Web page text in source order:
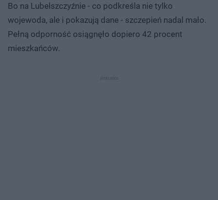
Bo na Lubelszczyźnie - co podkreśla nie tylko
wojewoda, ale i pokazują dane - szczepień nadal mało.
Pełną odporność osiągnęło dopiero 42 procent
mieszkańców.